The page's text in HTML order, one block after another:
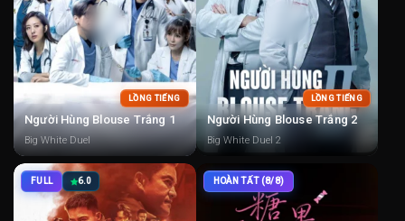
LỒNG TIẾNG
Người Hùng Blouse Trắng 1
Big White Duel
LỒNG TIẾNG
Người Hùng Blouse Trắng 2
Big White Duel 2
FULL 6.0 HOÀN TẤT (8/8)